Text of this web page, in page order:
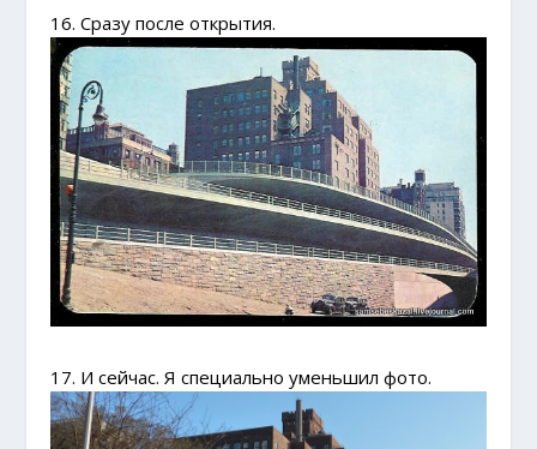
16. Сразу после открытия.
17. И сейчас. Я специально уменьшил фото.